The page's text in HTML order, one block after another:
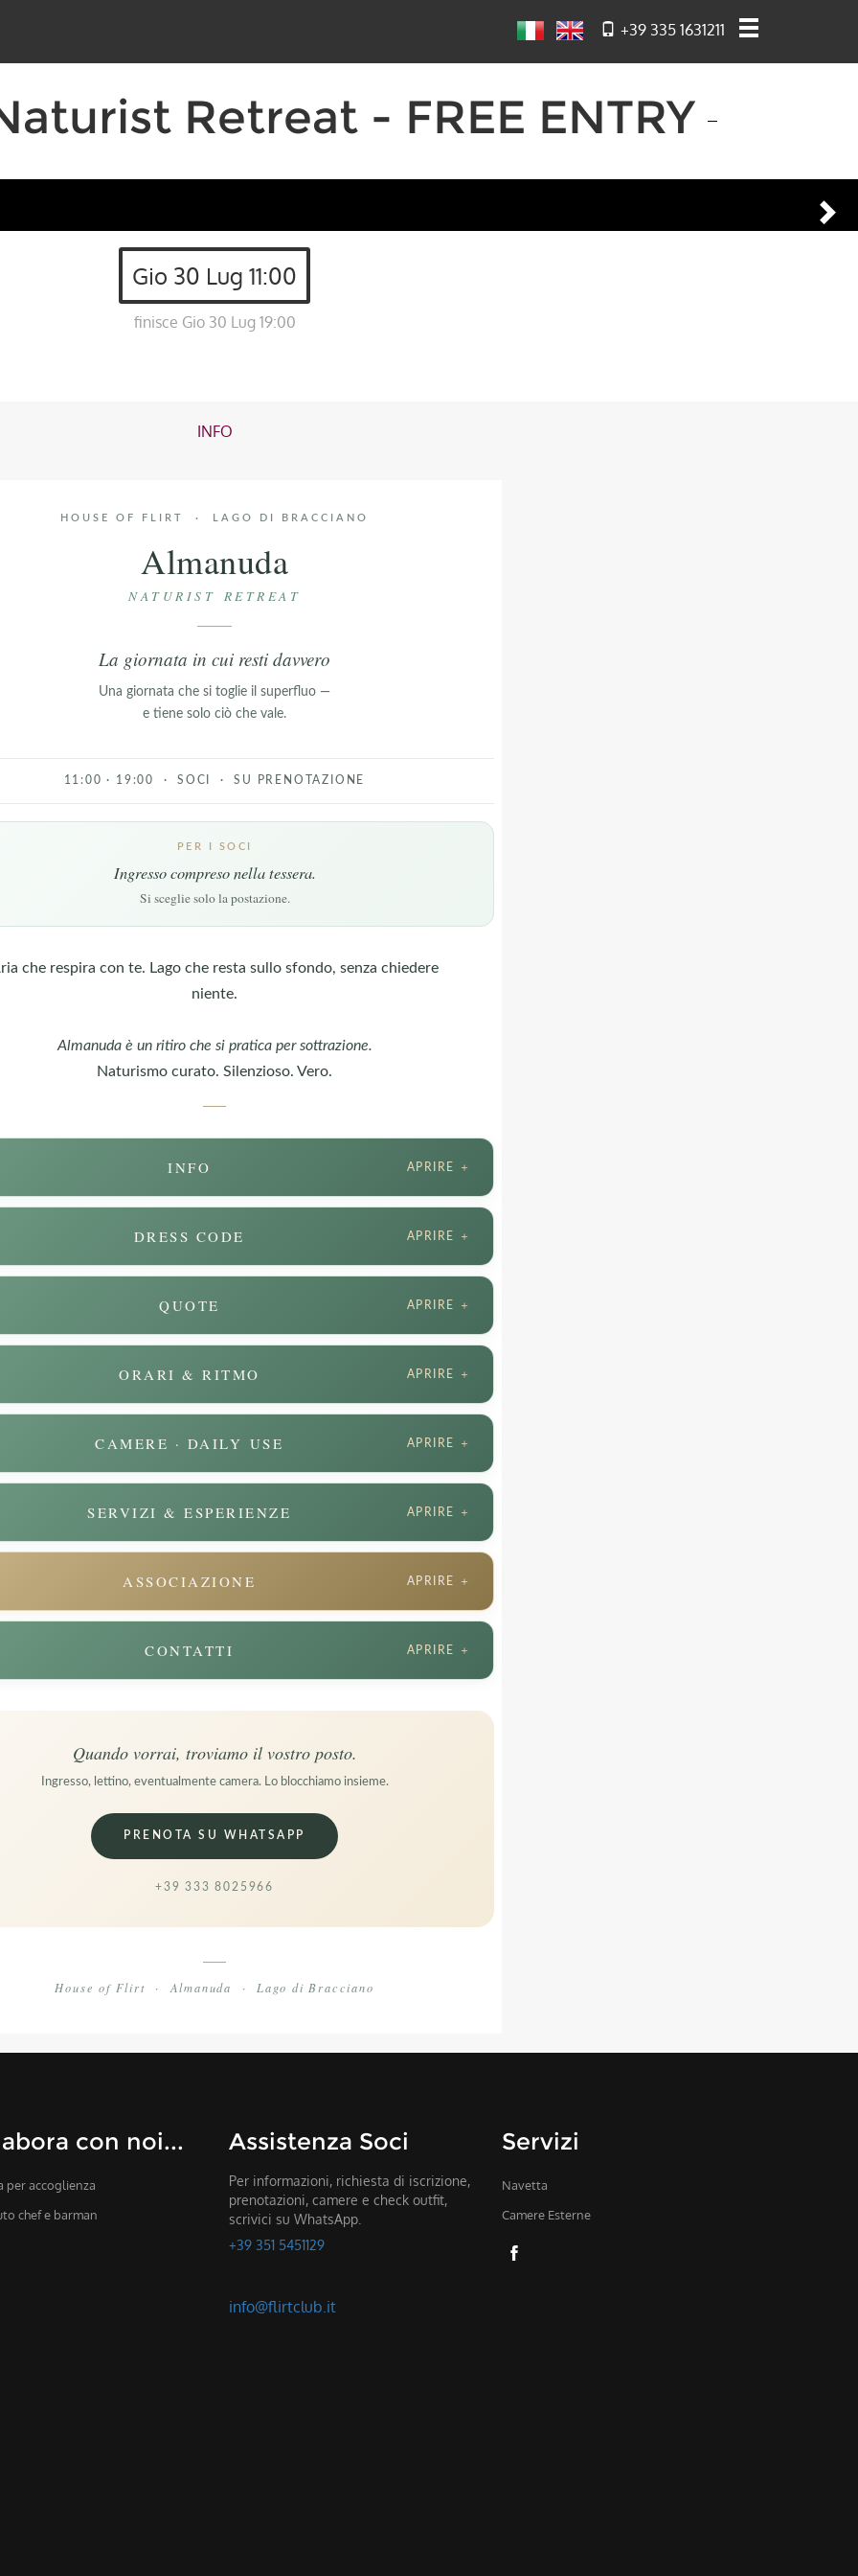
+39 335 1631211
Retreat - FREE ENTRY
Gio 30 Lug 11:00
finisce Gio 30 Lug 19:00
INFO
HOUSE OF FLIRT · LAGO DI BRACCIANO
Almanuda
NATURIST RETREAT
La giornata in cui resti davvero
Una giornata che si toglie il superfluo —
e tiene solo ciò che vale.
11:00 · 19:00 · SOCI · SU PRENOTAZIONE
PER I SOCI
Ingresso compreso nella tessera.
Si sceglie solo la postazione.
che respira con te. Lago che resta sullo sfondo, senza chiedere
niente.
Almanuda è un ritiro che si pratica per sottrazione.
Naturismo curato. Silenzioso. Vero.
INFO APRIRE ＋
DRESS CODE APRIRE ＋
QUOTE APRIRE ＋
ORARI & RITMO APRIRE ＋
CAMERE · DAILY USE APRIRE ＋
SERVIZI & ESPERIENZE APRIRE ＋
ASSOCIAZIONE APRIRE ＋
CONTATTI APRIRE ＋
Quando vorrai, troviamo il vostro posto.
Ingresso, lettino, eventualmente camera. Lo blocchiamo insieme.
PRENOTA SU WHATSAPP
+39 333 8025966
House of Flirt · Almanuda · Lago di Bracciano
con noi...
per accoglienza
chef e barman
Assistenza Soci
Per informazioni, richiesta di iscrizione,
prenotazioni, camere e check outfit,
scrivici su WhatsApp.
+39 351 5451129
info@flirtclub.it
Servizi
Navetta
Camere Esterne